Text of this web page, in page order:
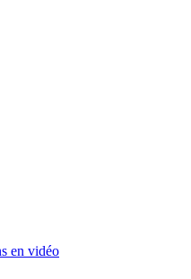
en vidéo